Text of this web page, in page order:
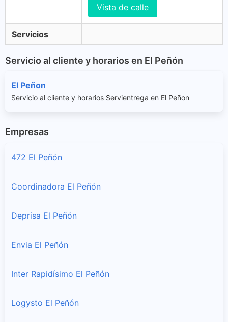
Vista de calle
Servicios
Servicio al cliente y horarios en El Peñón
El Peñon
Servicio al cliente y horarios Servientrega en El Peñon
Empresas
472 El Peñón
Coordinadora El Peñón
Deprisa El Peñón
Envia El Peñón
Inter Rapidísimo El Peñón
Logysto El Peñón